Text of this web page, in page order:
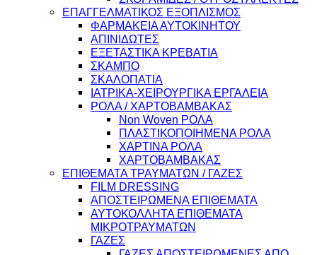
ΕΠΑΓΓΕΛΜΑΤΙΚΟΣ ΕΞΟΠΛΙΣΜΟΣ
ΦΑΡΜΑΚΕΙΑ ΑΥΤΟΚΙΝΗΤΟΥ
ΑΠΙΝΙΔΩΤΕΣ
ΕΞΕΤΑΣΤΙΚΑ ΚΡΕΒΑΤΙΑ
ΣΚΑΜΠΟ
ΣΚΑΛΟΠΑΤΙΑ
ΙΑΤΡΙΚΑ-ΧΕΙΡΟΥΡΓΙΚΑ ΕΡΓΑΛΕΙΑ
ΡΟΛΑ / ΧΑΡΤΟΒΑΜΒΑΚΑΣ
Non Woven ΡΟΛΑ
ΠΛΑΣΤΙΚΟΠΟΙΗΜΕΝΑ ΡΟΛΑ
ΧΑΡΤΙΝΑ ΡΟΛΑ
ΧΑΡΤΟΒΑΜΒΑΚΑΣ
ΕΠΙΘΕΜΑΤΑ ΤΡΑΥΜΑΤΩΝ / ΓΑΖΕΣ
FILM DRESSING
ΑΠΟΣΤΕΙΡΩΜΕΝΑ ΕΠΙΘΕΜΑΤΑ
ΑΥΤΟΚΟΛΛΗΤΑ ΕΠΙΘΕΜΑΤΑ
ΜΙΚΡΟΤΡΑΥΜΑΤΩΝ
ΓΑΖΕΣ